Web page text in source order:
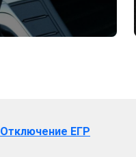
Отключение ЕГР